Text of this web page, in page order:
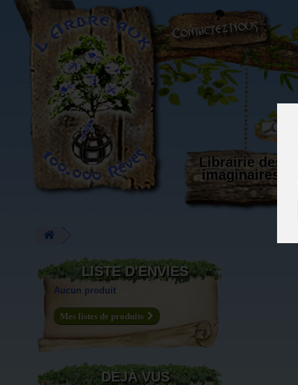
L'Arbre aux 100.000 Rêves
Librairie des
imaginaires
LISTE D'ENVIES
Aucun produit
Mes listes de produits
DÉJÀ VUS